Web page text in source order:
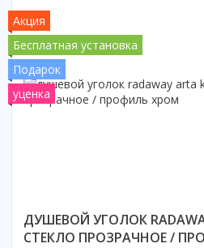
Акция
Бесплатная установка
Подарок
уценка
ДУШЕВОЙ УГОЛОК
СТЕКЛО ПРОЗРАЧНОЕ /